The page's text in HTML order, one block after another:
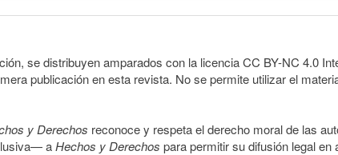
se distribuyen amparados con la licencia CC BY-NC 4.0
publicación en esta revista. No se permite utilizar el
y Derechos reconoce y respeta el derecho moral de las
aHechos y Derechos para permitir su difusión legal en